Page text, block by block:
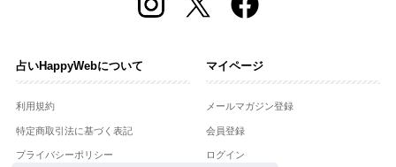
占いHappyWebについて
利用規約
特定商取引法に基づく表記
プライバシーポリシー
マイページ
メールマガジン登録
会員登録
ログイン